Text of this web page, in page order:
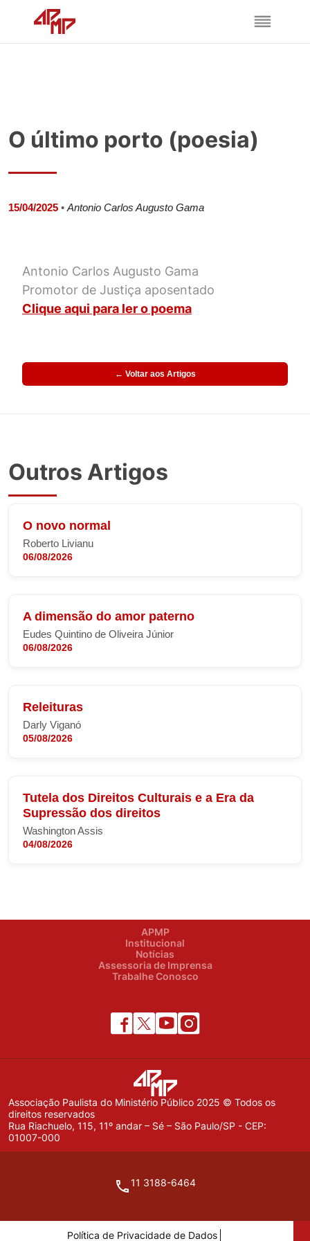
O último porto (poesia)
15/04/2025 • Antonio Carlos Augusto Gama
Antonio Carlos Augusto Gama
Promotor de Justiça aposentado
Clique aqui para ler o poema
← Voltar aos Artigos
Outros Artigos
O novo normal
Roberto Livianu
06/08/2026
A dimensão do amor paterno
Eudes Quintino de Oliveira Júnior
06/08/2026
Releituras
Darly Viganó
05/08/2026
Tutela dos Direitos Culturais e a Era da
Supressão dos direitos
Washington Assis
04/08/2026
APMP
Institucional
Notícias
Assessoria de Imprensa
Trabalhe Conosco
Associação Paulista do Ministério Público 2025 © Todos os
direitos reservados
Rua Riachuelo, 115, 11º andar – Sé – São Paulo/SP - CEP:
01007-000
11 3188-6464
Política de Privacidade de Dados